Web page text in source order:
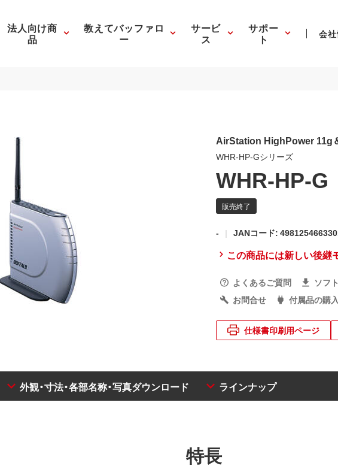
法人向け商
品
教えてバッファロ
ー
サービ
ス
サポー
ト 会
AirStation HighPower 11g
WHR-HP-Gシリーズ
WHR-HP-G
- JANコード:
この商品には新しい後継
よくあるご質問
ソフ
お問合せ
付属品の購
仕様書印刷用ページ
外観・寸法・各部名称・写真ダウンロード ラインナップ
特長